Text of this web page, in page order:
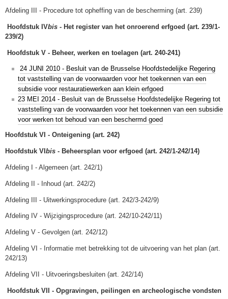
Afdeling III - Procedure tot opheffing van de bescherming (art. 239)
Hoofdstuk IVbis - Het register van het onroerend erfgoed (art. 239/1-
239/2)
Hoofdstuk V - Beheer, werken en toelagen (art. 240-241)
24 JUNI 2010 - Besluit van de Brusselse Hoofdstedelijke Regering
tot vaststelling van de voorwaarden voor het toekennen van een
subsidie voor restauratiewerken aan klein erfgoed
23 MEI 2014 - Besluit van de Brusselse Hoofdstedelijke Regering tot
vaststelling van de voorwaarden voor het toekennen van een subsidie
voor werken tot behoud van een beschermd goed
Hoofdstuk VI - Onteigening (art. 242)
Hoofdstuk VI bis - Beheersplan voor erfgoed (art. 242/1-242/14)
Afdeling I - Algemeen (art. 242/1)
Afdeling II - Inhoud (art. 242/2)
Afdeling III - Uitwerkingsprocedure (art. 242/3-242/9)
Afdeling IV - Wijzigingsprocedure (art. 242/10-242/11)
Afdeling V - Gevolgen (art. 242/12)
Afdeling VI - Informatie met betrekking tot de uitvoering van het plan (art.
242/13)
Afdeling VII - Uitvoeringsbesluiten (art. 242/14)
Hoofdstuk VII - Opgravingen, peilingen en archeologische vondsten